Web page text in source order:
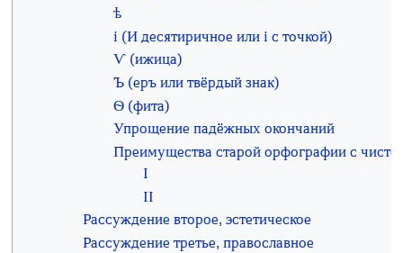
ѣ
і (И десятиричное или і с точкой)
Ѵ (ижица)
Ъ (еръ или твёрдый знак)
Ѳ (фита)
Упрощение падёжных окончаний
Преимущества старой орфографии с чисто
I
II
Рассуждение второе, эстетическое
Рассуждение третье, православное